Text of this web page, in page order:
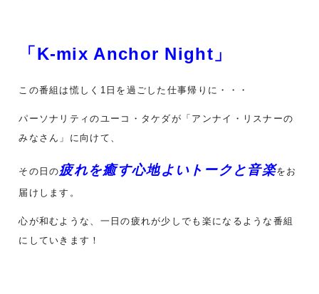
「K-mix Anchor Night」
この番組は慌しく1日を過ごした仕事帰りに・・・
パーソナリティのユーコ・タケダが「アンナイ・リスナーの
みなさん」に向けて、
その日の疲れを癒す心地よいトークと音楽をお
届けします。
心が和むような、一日の疲れが少しでも楽になるような番組
にしていきます！